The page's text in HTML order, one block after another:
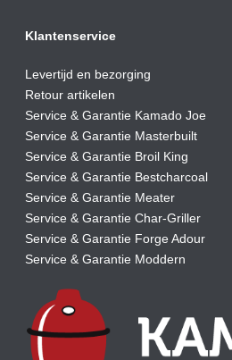
Klantenservice
Levertijd en bezorging
Retour artikelen
Service & Garantie Kamado Joe
Service & Garantie Masterbuilt
Service & Garantie Broil King
Service & Garantie Bestcharcoal
Service & Garantie Meater
Service & Garantie Char-Griller
Service & Garantie Forge Adour
Service & Garantie Moddern